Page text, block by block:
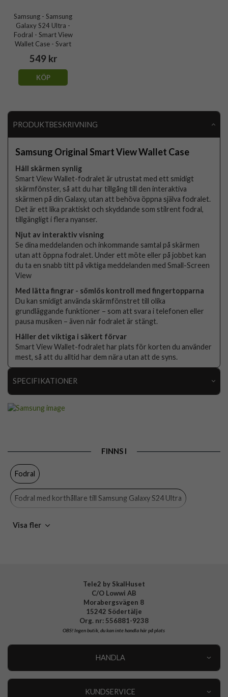
Samsung - Samsung
Galaxy S24 Ultra -
Fodral - Smart View
Wallet Case - Svart
549 kr
KÖP
PRODUKTBESKRIVNING
Samsung Original Smart View Wallet Case
Håll skärmen synlig
Smart View Wallet-fodralet är utrustat med ett smidigt
skärmfönster, så att du har tillgång till den interaktiva
skärmen på din Galaxy, utan att behöva öppna själva fodralet.
Det är ett lika praktiskt och skyddande som stilrent fodral,
tillgängligt i flera nyanser.
Njut av interaktiv visning
Se dina meddelanden och inkommande samtal på skärmen
utan att öppna fodralet. Under ett möte eller på jobbet kan
du ta en snabb titt på viktiga meddelanden med Small-Screen
View
Med lätta fingrar - sömlös kontroll med fingertopparna
Du kan smidigt använda skärmfönstret till olika
grundläggande funktioner – som att svara i telefonen eller
pausa musiken – även när fodralet är stängt.
Håller det viktiga i säkert förvar
Smart View Wallet-fodralet har plats för korten du använder
mest, så att du alltid har dem nära utan att de syns.
SPECIFIKATIONER
Färg
Hårdplast (PC), Mjukplast (TPU)
Tillverkarens art nr
FINNS I
Fodral
Fodral med korthållare till Samsung Galaxy S24 Ultra
Samsung Galaxy S24 Ultra Fodral
Visa fler
Tele2 by SkalHuset
C/O Lowwi AB
Morabergsvägen 8
15242 Södertälje
Org. nr: 556881-9238
OBS!Ingen butik, du kan inte handla här på plats
HANDLA
KUNDSERVICE